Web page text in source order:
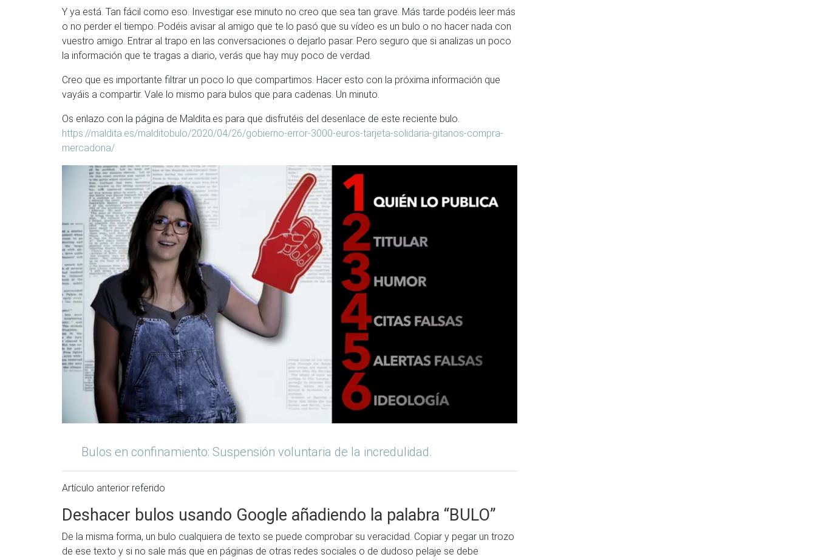
Y ya está. Tan fácil como eso. Investigar ese minuto no creo que sea tan grave. Más tarde podéis leer más
o no perder el tiempo. Podéis avisar al amigo que te lo pasó que su vídeo es un bulo o no hacer nada con
vuestro amigo. Entrar al trapo en las conversaciones o dejarlo pasar. Pero seguro que si analizas un poco
la información que te tragas a diario, verás que hay muy poco de verdad.
Creo que es importante filtrar un poco lo que compartimos. Hacer esto con la próxima información que
vayáis a compartir. Vale lo mismo para bulos que para cadenas. Un minuto.
Os enlazo con la página de Maldita.es para que disfrutéis del desenlace de este reciente bulo.
https://maldita.es/malditobulo/2020/04/26/gobierno-error-3000-euros-tarjeta-solidaria-gitanos-compra-
mercadona/
Bulos en confinamiento: Suspensión voluntaria de la incredulidad.
Artículo anterior referido
Deshacer bulos usando Google añadiendo la palabra “BULO”
De la misma forma, un bulo cualquiera de texto se puede comprobar su veracidad. Copiar y pegar un trozo
de ese texto y si no sale más que en páginas de otras redes sociales o de dudoso pelaje se debe